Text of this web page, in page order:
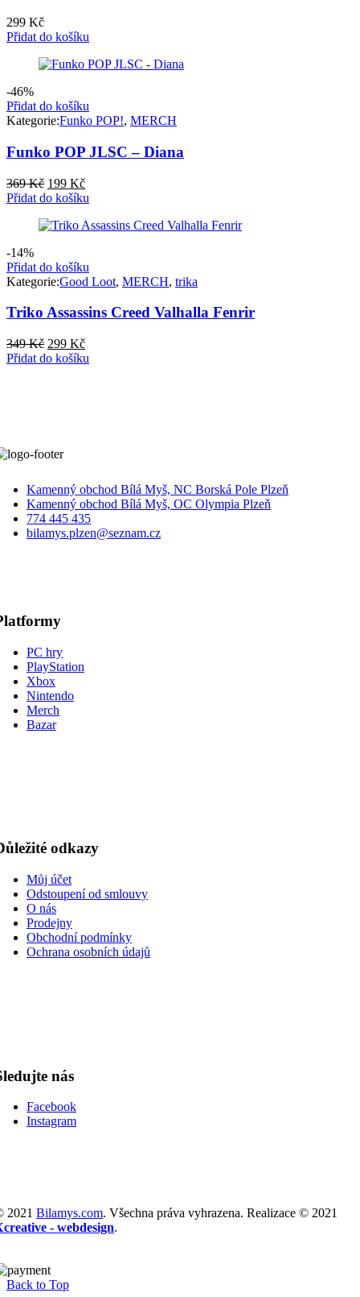
299 Kč
Přidat do košíku
-46%
Přidat do košíku
Kategorie:Funko POP!, MERCH
Funko POP JLSC – Diana
369Kč Původní
cena
369 Kč.
199 KčAktuální
cena
199 Kč.
Přidat do košíku
-14%
Přidat do košíku
Kategorie:Good Loot, MERCH, trika
Triko Assassins Creed Valhalla Fenrir
349Kč Původní
cena
299 KčAktuální
cena
Přidat do košíku
Kamenný obchod Bílá Myš, NC Borská Pole Plzeň
Kamenný obchod Bílá Myš, OC Olympia Plzeň
774 445 435
bilamys.plzen@seznam.cz
PC hry
PlayStation
Xbox
Nintendo
Merch
Bazar
odkazy
Můj účet
Odstoupení od smlouvy
O nás
Prodejny
Obchodní podmínky
Ochrana osobních údajů
nás
Facebook
Instagram
2021 Bilamys.com. Všechna práva vyhrazena. Realizace © 2021
- webdesign.
Back to Top